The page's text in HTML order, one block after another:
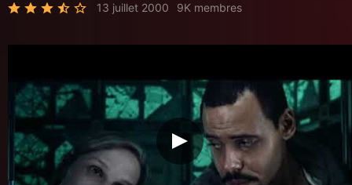
13 juillet 2000 9K membres